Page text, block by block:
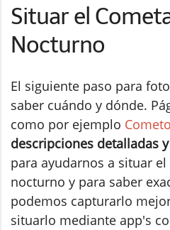
Situar el
Nocturno
El siguiente paso para
saber cuándo y dónde.
como por ejemplo
descripciones detalladas
para ayudarnos a situar
nocturno y para saber
podemos capturarlo
situarlo mediante app's